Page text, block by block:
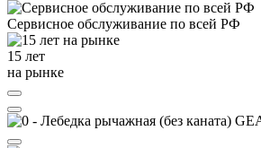
Сервисное обслуживание по всей РФ
15 лет
на рынке